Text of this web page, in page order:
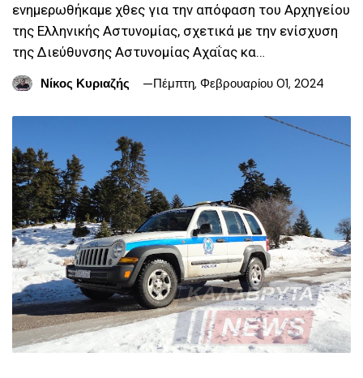
ενημερωθήκαμε χθες για την απόφαση του Αρχηγείου
της Ελληνικής Αστυνομίας, σχετικά με την ενίσχυση
της Διεύθυνσης Αστυνομίας Αχαΐας κα…
Νίκος Κυριαζής
Πέμπτη, Φεβρουαρίου 01, 2024